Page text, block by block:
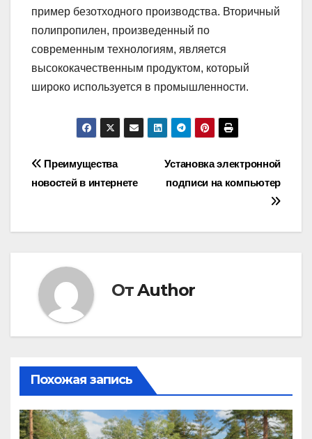
пример безотходного производства. Вторичный
полипропилен, произведенный по
современным технологиям, является
высококачественным продуктом, который
широко используется в промышленности.
Навигация
записям
Установка электронной
подписи на компьютер
Преимущества
новостей в интернете
ОтAuthor
Похожая запись